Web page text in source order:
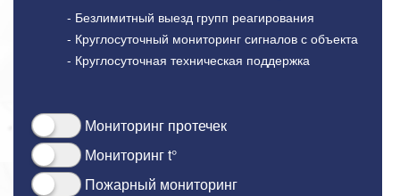
- Безлимитный выезд групп реагирования
- Круглосуточный мониторинг сигналов с объекта
- Круглосуточная техническая поддержка
Мониторинг протечек
Мониторинг t°
Пожарный мониторинг